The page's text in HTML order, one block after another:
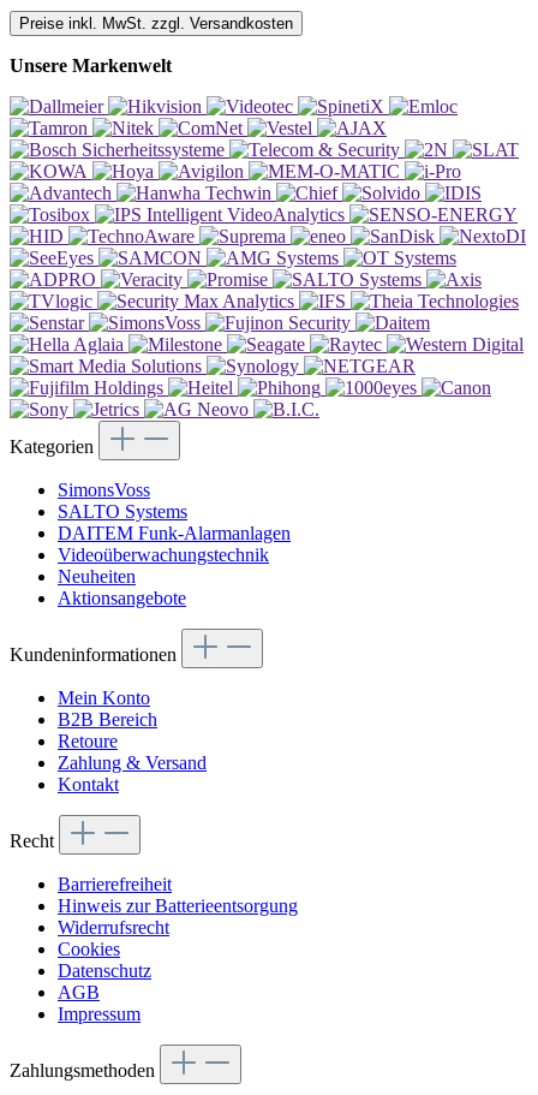
Preise inkl. MwSt. zzgl. Versandkosten
Unsere Markenwelt
Kategorien
SimonsVoss
SALTO Systems
DAITEM Funk-Alarmanlagen
Videoüberwachungstechnik
Neuheiten
Aktionsangebote
Kundeninformationen
Mein Konto
B2B Bereich
Retoure
Zahlung & Versand
Kontakt
Recht
Barrierefreiheit
Hinweis zur Batterieentsorgung
Widerrufsrecht
Cookies
Datenschutz
AGB
Impressum
Zahlungsmethoden